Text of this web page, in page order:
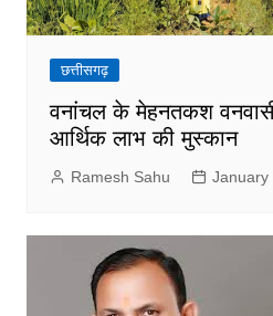
छत्तीसगढ़
वनांचल के मेहनतकश
आर्थिक लाभ की मुस्कान
Ramesh Sahu January